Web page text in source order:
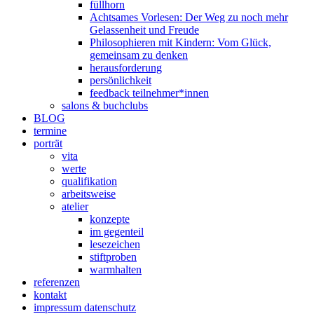
füllhorn
Achtsames Vorlesen: Der Weg zu noch mehr
Gelassenheit und Freude
Philosophieren mit Kindern: Vom Glück,
gemeinsam zu denken
herausforderung
persönlichkeit
feedback teilnehmer*innen
salons & buchclubs
BLOG
termine
porträt
vita
werte
qualifikation
arbeitsweise
atelier
konzepte
im gegenteil
lesezeichen
stiftproben
warmhalten
referenzen
kontakt
impressum datenschutz